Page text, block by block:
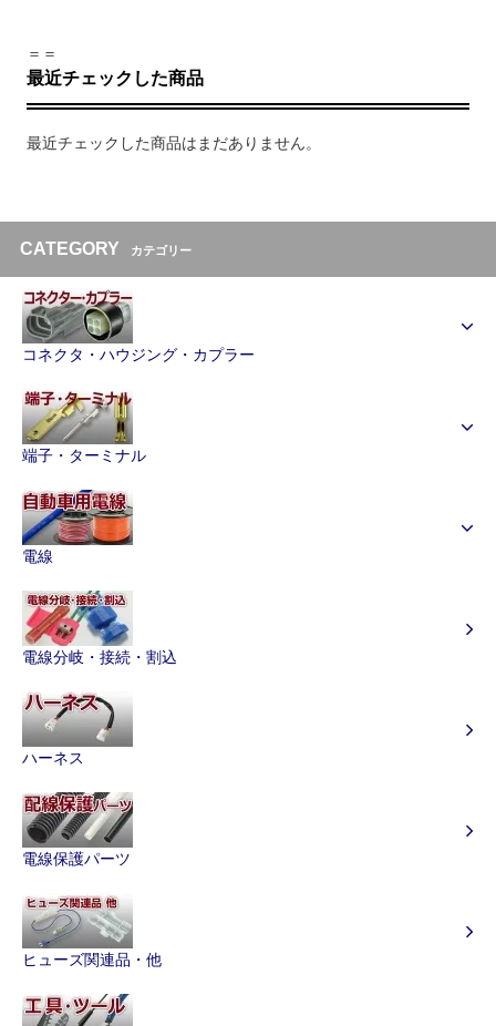
＝＝
最近チェックした商品
最近チェックした商品はまだありません。
CATEGORY カテゴリー
コネクタ・ハウジング・カプラー
端子・ターミナル
電線
電線分岐・接続・割込
ハーネス
電線保護パーツ
ヒューズ関連品・他